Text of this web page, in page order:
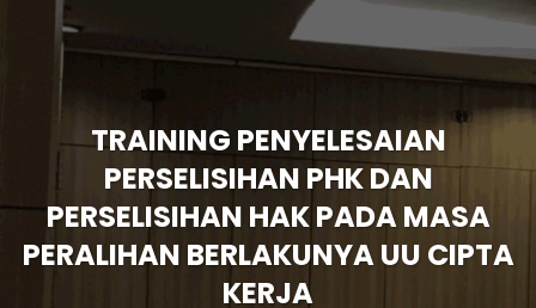
TRAINING PENYELESAIAN
PERSELISIHAN PHK DAN
PERSELISIHAN HAK PADA MASA
PERALIHAN BERLAKUNYA UU CIPTA
KERJA